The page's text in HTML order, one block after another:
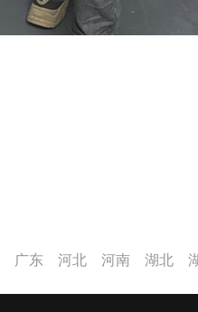
广东 河北 河南 湖北